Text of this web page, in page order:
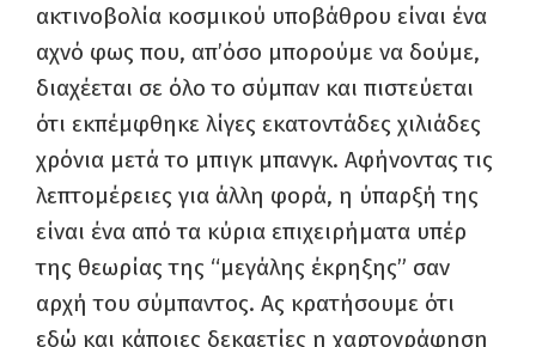
ακτινοβολία κοσμικού υποβάθρου είναι ένα
αχνό φως που, απ’όσο μπορούμε να δούμε,
διαχέεται σε όλο το σύμπαν και πιστεύεται
ότι εκπέμφθηκε λίγες εκατοντάδες χιλιάδες
χρόνια μετά το μπιγκ μπανγκ. Αφήνοντας τις
λεπτομέρειες για άλλη φορά, η ύπαρξή της
είναι ένα από τα κύρια επιχειρήματα υπέρ
της θεωρίας της “μεγάλης έκρηξης” σαν
αρχή του σύμπαντος. Ας κρατήσουμε ότι
εδώ και κάποιες δεκαετίες η χαρτογράφηση